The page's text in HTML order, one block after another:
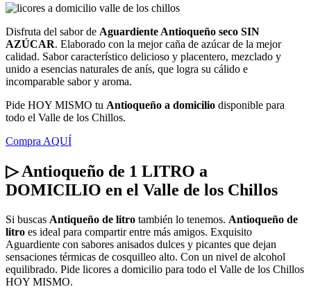
Disfruta del sabor de Aguardiente Antioqueño seco SIN
AZÚCAR. Elaborado con la mejor caña de azúcar de la mejor
calidad. Sabor característico delicioso y placentero, mezclado y
unido a esencias naturales de anís, que logra su cálido e
incomparable sabor y aroma.
Pide HOY MISMO tu Antioqueño a domicilio disponible para
todo el Valle de los Chillos.
Compra AQUÍ
▷ Antioqueño de 1 LITRO a
DOMICILIO en el Valle de los Chillos
Si buscas Antiqueño de litro también lo tenemos. Antioqueño de
litro es ideal para compartir entre más amigos. Exquisito
Aguardiente con sabores anisados dulces y picantes que dejan
sensaciones térmicas de cosquilleo alto. Con un nivel de alcohol
equilibrado. Pide licores a domicilio para todo el Valle de los Chillos
HOY MISMO.